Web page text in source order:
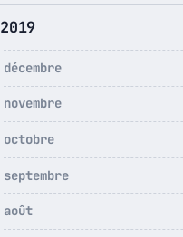
2019
décembre
novembre
octobre
septembre
août